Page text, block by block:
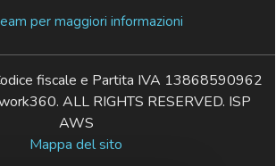
per maggiori informazioni
fiscale e Partita IVA 13868590962
ALL RIGHTS RESERVED. ISP
AWS
Mappa del sito